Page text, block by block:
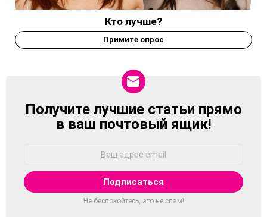
Кто лучше?
Примите опрос
NEWSLETTER
Получите лучшие статьи прямо
в ваш почтовый ящик!
Не беспокойтесь, это не спам!